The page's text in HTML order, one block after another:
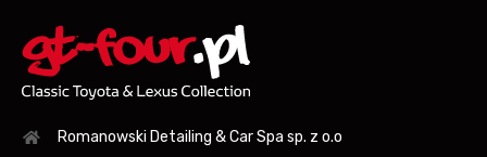
Romanowski Detailing & Car Spa sp. z o.o